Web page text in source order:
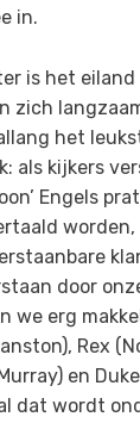
in.
is het
zich
het
als kijkers
Engels
door
we erg
Rex
en
dat wordt